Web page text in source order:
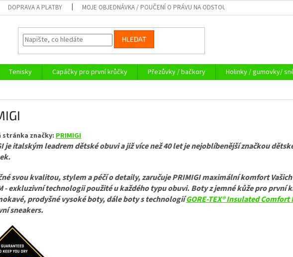
DOPRAVA A PLATBY MOJE OBJEDNÁVKA / POUČENÍ O PRÁVU NA ODSTOUPENÍ OD SMLOUVY
HLEDAT
Tenisky Capáčky pro první krůčky Přezůvky / bačkory Holinky / gumovky/
stránka značky: PRIMIGI
je italským leadrem dětské obuvi a již více než 40 let je nejoblíbenější značkou
svou kvalitou, stylem a péčí o detaily, zaručuje PRIMIGI maximální komfort
- exkluzivní technologii použité u každého typu obuvi. Boty z jemné kůže pro první
prodyšné vysoké boty, dále boty s technologiíGORE-TEX® Insulated
sneakers.